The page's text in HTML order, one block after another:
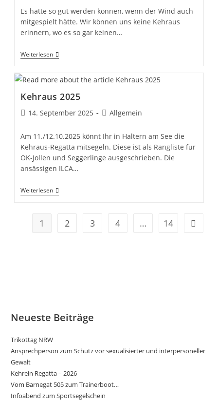
Es hätte so gut werden können, wenn der Wind auch
mitgespielt hätte. Wir können uns keine Kehraus
erinnern, wo es so gar keinen…
WeiterlesenKehraus
2025….
Kehraus 2025
Beitrag
14. September 2025
Beitrags-
Allgemein
Am 11./12.10.2025 könnt Ihr in Haltern am See die
Kehraus-Regatta mitsegeln. Diese ist als Rangliste für
OK-Jollen und Seggerlinge ausgeschrieben. Die
ansässigen ILCA…
WeiterlesenKehraus
2025
1 2 3 4 … 14 Gehe
Neueste Beiträge
Trikottag NRW
Ansprechperson zum Schutz vor sexualisierter und interpersoneller
Gewalt
Kehrein Regatta – 2026
Vom Barnegat 505 zum Trainerboot…
Infoabend zum Sportsegelschein